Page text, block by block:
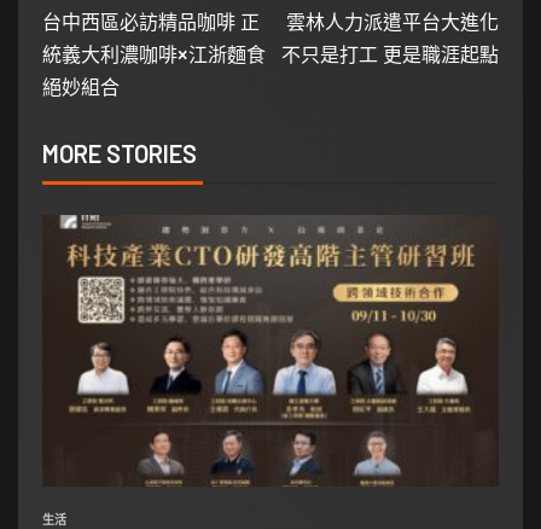
台中西區必訪精品咖啡 正
統義大利濃咖啡×江浙麵食
絕妙組合
雲林人力派遣平台大進化
不只是打工 更是職涯起點
MORE STORIES
生活